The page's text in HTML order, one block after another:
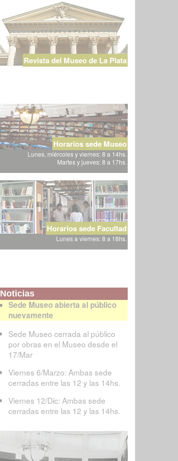
Revista del Museo de La Plata
Horarios sede Museo
Lunes, miércoles y viernes: 8 a 14hs.
Martes y jueves: 8 a 17hs.
Horarios sede Facultad
Lunes a viernes: 8 a 18hs.
Noticias
Sede Museo abierta al público
nuevamente
Sede Museo cerrada al público
por obras en el Museo desde el
17/Mar
Viernes 6/Marzo: Ambas sede
cerradas entre las 12 y las 14hs.
Viernes 12/Dic: Ambas sede
cerradas entre las 12 y las 14hs.